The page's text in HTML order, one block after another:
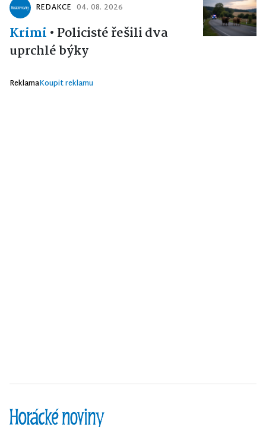
REDAKCE 04. 08. 2026
Krimi • Policisté řešili dva
uprchlé býky
ReklamaKoupit reklamu